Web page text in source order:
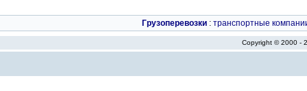
Грузоперевозки : транспортные
Copyright © 2000 -